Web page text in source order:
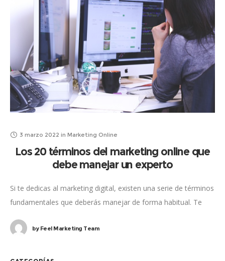
3 marzo 2022 in Marketing Online
Los 20 términos del marketing online que
debe manejar un experto
Si te dedicas al marketing digital, existen una serie de términos
fundamentales que deberás manejar de forma habitual. Te
más fluida posible
byFeel Marketing Team